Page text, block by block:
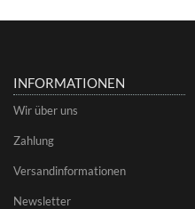
INFORMATIONEN
Wir über uns
Zahlung
Versandinformationen
Newsletter